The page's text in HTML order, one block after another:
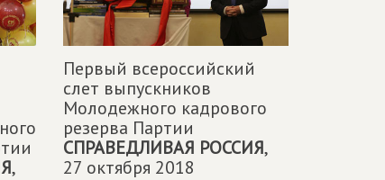
,
Первый всероссийский
слет выпускников
Молодежного кадрового
резерва Партии
СПРАВЕДЛИВАЯ РОССИЯ,
27 октября 2018